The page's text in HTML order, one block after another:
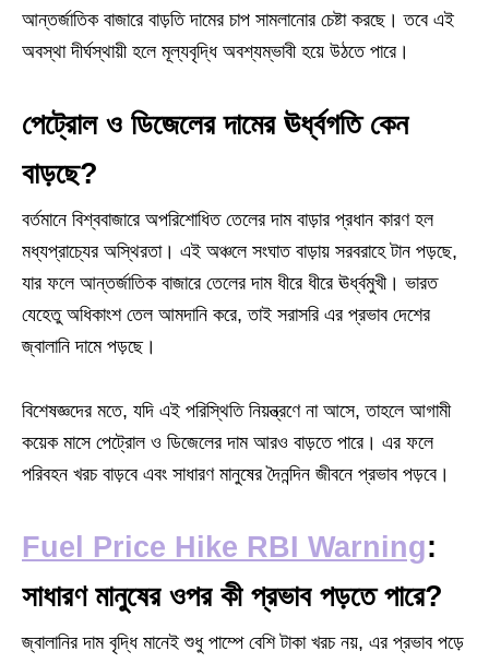
আন্তর্জাতিক বাজারে বাড়তি দামের চাপ সামলানোর চেষ্টা করছে। তবে এই
অবস্থা দীর্ঘস্থায়ী হলে মূল্যবৃদ্ধি অবশ্যম্ভাবী হয়ে উঠতে পারে।
পেট্রোল ও ডিজেলের দামের ঊর্ধ্বগতি কেন
বাড়ছে?
বর্তমানে বিশ্ববাজারে অপরিশোধিত তেলের দাম বাড়ার প্রধান কারণ হল
মধ্যপ্রাচ্যের অস্থিরতা। এই অঞ্চলে সংঘাত বাড়ায় সরবরাহে টান পড়ছে,
যার ফলে আন্তর্জাতিক বাজারে তেলের দাম ধীরে ধীরে ঊর্ধ্বমুখী। ভারত
যেহেতু অধিকাংশ তেল আমদানি করে, তাই সরাসরি এর প্রভাব দেশের
জ্বালানি দামে পড়ছে।
বিশেষজ্ঞদের মতে, যদি এই পরিস্থিতি নিয়ন্ত্রণে না আসে, তাহলে আগামী
কয়েক মাসে পেট্রোল ও ডিজেলের দাম আরও বাড়তে পারে। এর ফলে
পরিবহন খরচ বাড়বে এবং সাধারণ মানুষের দৈনন্দিন জীবনে প্রভাব পড়বে।
Fuel Price Hike RBI Warning:
সাধারণ মানুষের ওপর কী প্রভাব পড়তে পারে?
জ্বালানির দাম বৃদ্ধি মানেই শুধু পাম্পে বেশি টাকা খরচ নয়, এর প্রভাব পড়ে